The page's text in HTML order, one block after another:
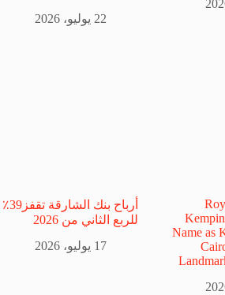
22 يوليو، 2026
Name as
أرباح بنك الشارقة تقفز39٪
للربع الثاني من 2026
17 يوليو، 2026